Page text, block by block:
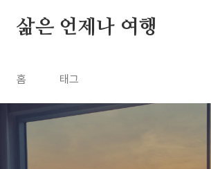
삶은 언제나 여행
홈 태그